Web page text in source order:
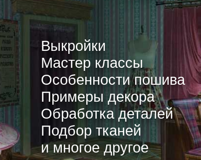
Выкройки
Мастер классы
Особенности пошива
Примеры декора
Обработка деталей
Подбор тканей
и многое другое